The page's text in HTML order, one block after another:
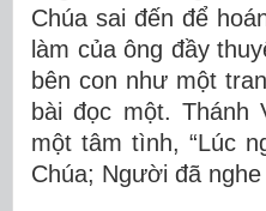
Chúa sai đến để
làm của ông đầy
bên con như một
bài đọc một. Thánh
một tâm tình, “Lúc
Chúa; Người đã nghe